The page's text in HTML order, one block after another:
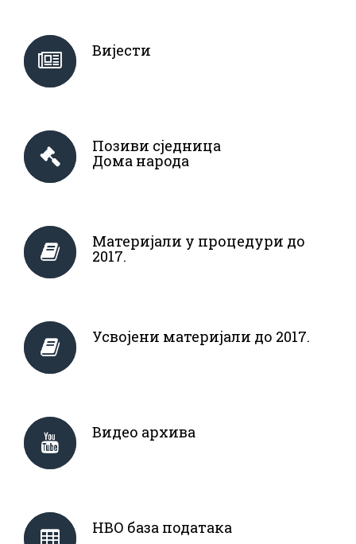
Вијести
Позиви сједница
Дома народа
Материјали у процедури до
2017.
Усвојени материјали до 2017.
Видео архива
НВО база података